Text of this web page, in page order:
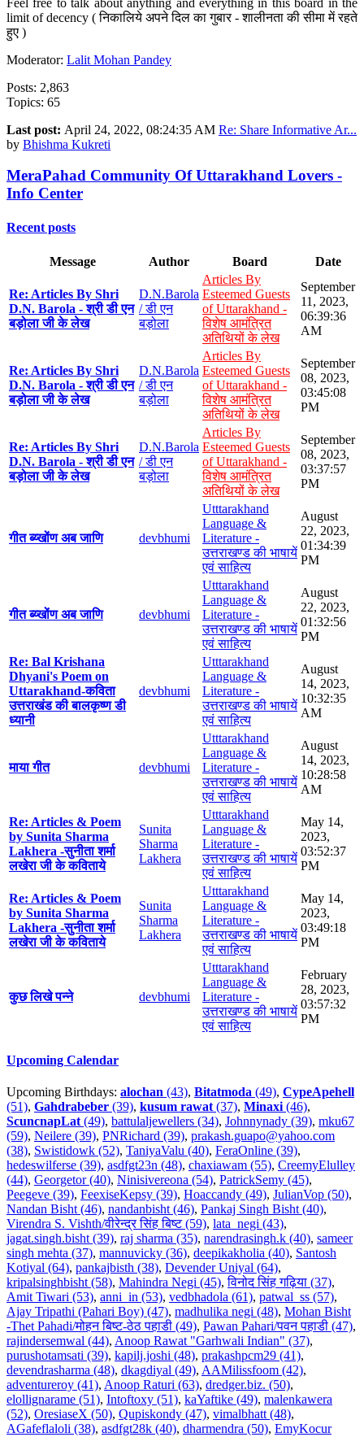
limit of decency ( निकालिये अपने दिल का गुबार - शालीनता की सीमा में रहते
हुए )
Moderator: Lalit Mohan Pandey
Posts: 2,863
Topics: 65
Last post: April 24, 2022, 08:24:35 AM Re: Share Informative Ar...
by Bhishma Kukreti
MeraPahad Community Of Uttarakhand Lovers -
Info Center
Recent posts
Message Author Board Date
Re: Articles By Shri
D.N. Barola - श्री डी एन
बड़ोला जी के लेख
D.N.Barola
/ डी एन
बड़ोला
Articles By
Esteemed Guests
of Uttarakhand -
विशेष आमंत्रित
अतिथियों के लेख
September
11, 2023,
06:39:36
AM
Re: Articles By Shri
D.N. Barola - श्री डी एन
बड़ोला जी के लेख
D.N.Barola
/ डी एन
बड़ोला
Articles By
Esteemed Guests
of Uttarakhand -
विशेष आमंत्रित
अतिथियों के लेख
September
08, 2023,
03:45:08
PM
Re: Articles By Shri
D.N. Barola - श्री डी एन
बड़ोला जी के लेख
D.N.Barola
/ डी एन
बड़ोला
Articles By
Esteemed Guests
of Uttarakhand -
विशेष आमंत्रित
अतिथियों के लेख
September
08, 2023,
03:37:57
PM
गीत ब्य्खोंण अब जाणि devbhumi
Utttarakhand
Language &
Literature -
उत्तराखण्ड की भाषायें
एवं साहित्य
August
22, 2023,
01:34:39
PM
गीत ब्य्खोंण अब जाणि devbhumi
Utttarakhand
Language &
Literature -
उत्तराखण्ड की भाषायें
एवं साहित्य
August
22, 2023,
01:32:56
PM
Re: Bal Krishana
Dhyani's Poem on
Uttarakhand-कविता
उत्तराखंड की बालकृष्ण डी
ध्यानी
devbhumi
Utttarakhand
Language &
Literature -
उत्तराखण्ड की भाषायें
एवं साहित्य
August
14, 2023,
10:32:35
AM
माया गीत devbhumi
Utttarakhand
Language &
Literature -
उत्तराखण्ड की भाषायें
एवं साहित्य
August
14, 2023,
10:28:58
AM
Re: Articles & Poem
by Sunita Sharma
Lakhera -सुनीता शर्मा
लखेरा जी के कविताये
Sunita
Sharma
Lakhera
Utttarakhand
Language &
Literature -
उत्तराखण्ड की भाषायें
एवं साहित्य
May 14,
2023,
03:52:37
PM
Re: Articles & Poem
by Sunita Sharma
Lakhera -सुनीता शर्मा
लखेरा जी के कविताये
Sunita
Sharma
Lakhera
Utttarakhand
Language &
Literature -
उत्तराखण्ड की भाषायें
एवं साहित्य
May 14,
2023,
03:49:18
PM
कुछ लिखे पन्ने devbhumi
Utttarakhand
Language &
Literature -
उत्तराखण्ड की भाषायें
एवं साहित्य
February
28, 2023,
03:57:32
PM
Upcoming Calendar
Upcoming Birthdays: alochan (43), Bitatmoda (49), CypeApehell
(51), Gahdrabeber (39), kusum rawat(37), Minaxi(46),
ScuncnapLat(49), battulaljewellers (34), Johnnynady (39), mku67
(59), Neilere (39), PNRichard (39), prakash.guapo@yahoo.com
(38), Swistidowk (52), TaniyaValu (40), FeraOnline (39),
hedeswilferse (39), asdfgt23n (48), chaxiawam (55), CreemyElulley
(44), Georgetor (40), Ninisivereona (54), PatrickSemy (45),
Peegeve (39), FeexiseKepsy (39), Hoaccandy (49), JulianVop (50),
Nandan Bisht (46), nandanbisht (46), Pankaj Singh Bisht (40),
Virendra S. Vishth/वीरेन्द्र सिंह बिष्ट (59), lata_negi (43),
jagat.singh.bisht (39), raj sharma (35), narendrasingh.k (40), sameer
singh mehta (37), mannuvicky (36), deepikakholia (40), Santosh
Kotiyal (64), pankajbisth (38), Devender Uniyal (64),
kripalsinghbisht (58), Mahindra Negi (45),विनोद सिंह गढ़िया (37),
Amit Tiwari (53), anni_in (53), vedbhadola (61), patwal_ss (57),
Ajay Tripathi (Pahari Boy) (47), madhulika negi (48), Mohan Bisht
-Thet Pahadi/मोहन बिष्ट-ठेठ पहाडी (49), Pawan Pahari/पवन पहाडी (47),
rajindersemwal (44), Anoop Rawat "Garhwali Indian" (37),
purushotamsati (39), kapilj.joshi (48), prakashpcm29 (41),
devendrasharma (48), dkagdiyal (49), AAMilissfoom (42),
adventureroy (41), Anoop Raturi (63), dredger.biz. (50),
elollignarame (51), Intoftoxy (51), kaYaftike (49), malenkawera
(52), OresiaseX (50), Qupiskondy (47), vimalbhatt (48),
AGafeflaloli (38), asdfgt28k (40), dharmendra (50), EmyKocur